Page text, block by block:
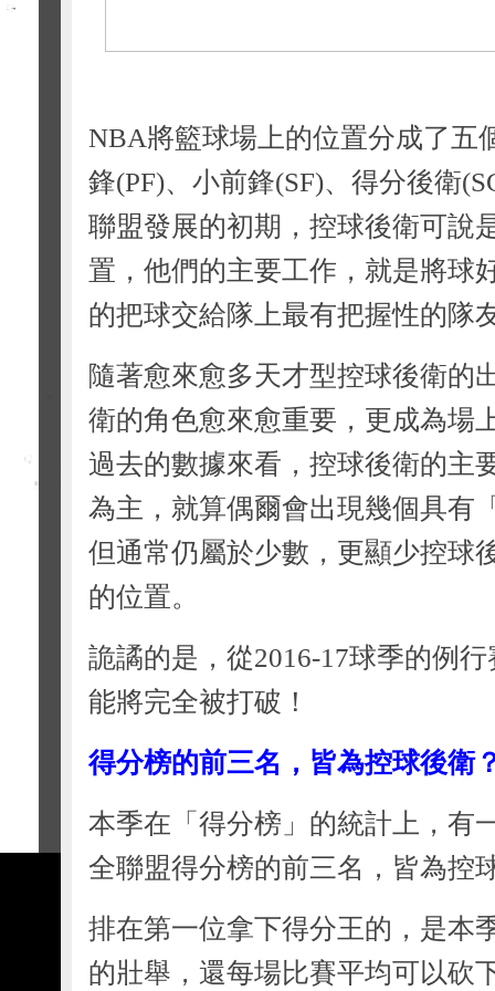
NBA將籃球場上的位置分成了五
鋒(PF)、小前鋒(SF)、得分後衛
聯盟發展的初期，控球後衛可說
置，他們的主要工作，就是將球
的把球交給隊上最有把握性的隊
隨著愈來愈多天才型控球後衛的
衛的角色愈來愈重要，更成為場
過去的數據來看，控球後衛的主
為主，就算偶爾會出現幾個具有
但通常仍屬於少數，更顯少控球
的位置。
詭譎的是，從2016-17球季的例
能將完全被打破！
得分榜的前三名，皆為控球後衛
本季在「得分榜」的統計上，有
全聯盟得分榜的前三名，皆為控
排在第一位拿下得分王的，是本
的壯舉，還每場比賽平均可以砍